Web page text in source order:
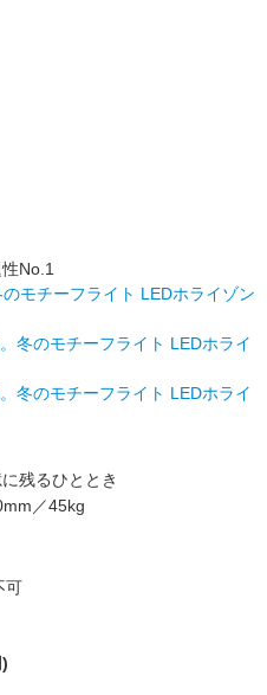
No.1
残るひととき
／45kg
可